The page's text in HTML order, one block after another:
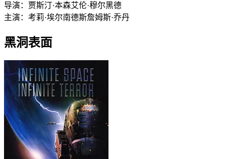
导演： 贾斯汀·本森艾伦·穆尔黑德
主演： 考莉·埃尔南德斯詹姆斯·乔丹
黑洞表面